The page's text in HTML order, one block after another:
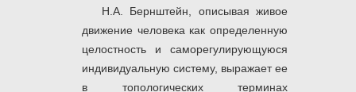
Н.А. Бернштейн, описывая живое
движение человека как определенную
целостность и саморегулирующуюся
индивидуальную систему, выражает ее
в топологических терминах